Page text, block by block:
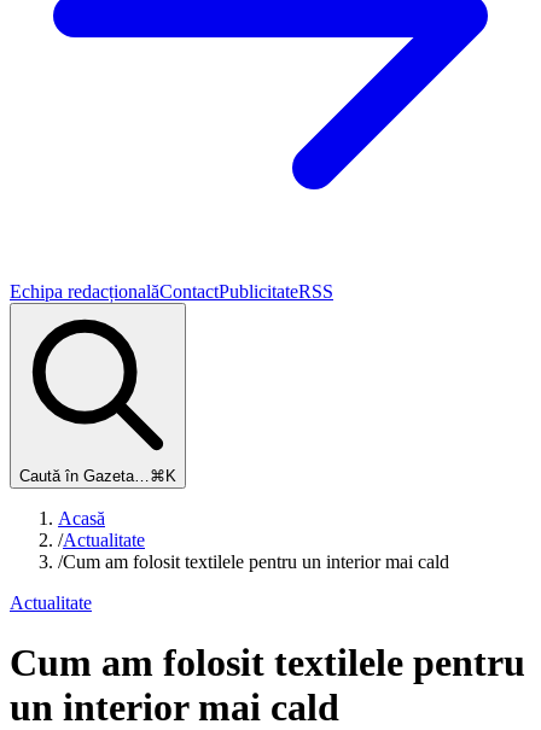
Echipa redacționalăContactPublicitateRSS
Caută în Gazeta…⌘K
Acasă
/Actualitate
/Cum am folosit textilele pentru un interior mai cald
Actualitate
Cum am folosit textilele pentru
un interior mai cald